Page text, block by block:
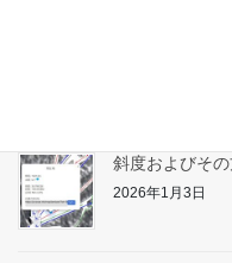
斜度およびそ
2026年1月3日